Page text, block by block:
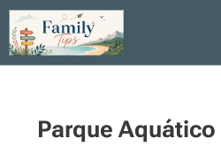
Parque